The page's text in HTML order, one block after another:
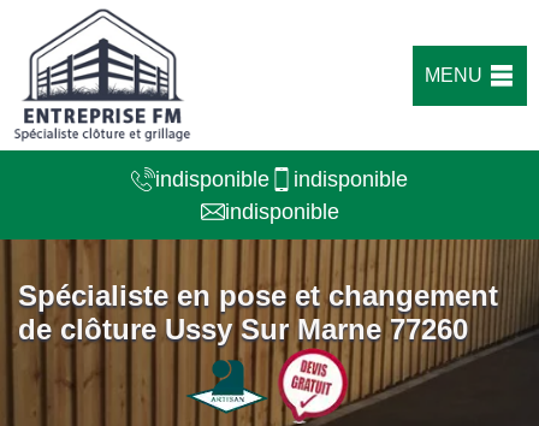
MENU
indisponible
indisponible
indisponible
Spécialiste en pose et changement
de clôture Ussy Sur Marne 77260